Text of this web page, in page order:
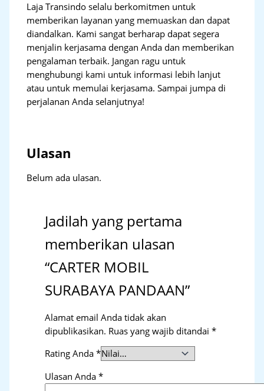
Laja Transindo selalu berkomitmen untuk
memberikan layanan yang memuaskan dan dapat
diandalkan. Kami sangat berharap dapat segera
menjalin kerjasama dengan Anda dan memberikan
pengalaman terbaik. Jangan ragu untuk
menghubungi kami untuk informasi lebih lanjut
atau untuk memulai kerjasama. Sampai jumpa di
perjalanan Anda selanjutnya!
Ulasan
Belum ada ulasan.
Jadilah yang pertama
memberikan ulasan
“CARTER MOBIL
SURABAYA PANDAAN”
Alamat email Anda tidak akan
dipublikasikan. Ruas yang wajib ditandai*
Rating Anda*
Ulasan Anda*